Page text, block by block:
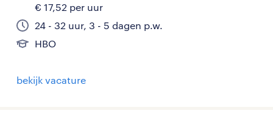
€ 17,52 per uur
24 - 32 uur, 3 - 5 dagen p.w.
HBO
bekijk vacature